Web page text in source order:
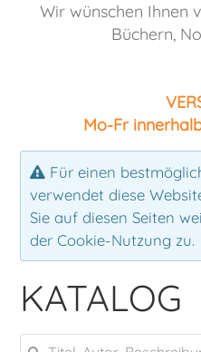
Klavier
Rock
Wir wünschen Ihnen
Büchern,
Mo-Fr
Für einen
verwendet diese
Sie auf diesen Seiten
der Cookie-Nutzung zu.
KATALOG